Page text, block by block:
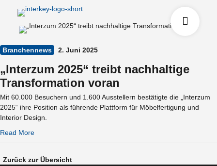
Branchennews 2. Juni 2025
„Interzum 2025“ treibt nachhaltige
Transformation voran
Mit 60.000 Besuchern und 1.600 Ausstellern bestätigte die „Interzum
2025“ ihre Position als führende Plattform für Möbelfertigung und
Interior Design.
Read More
Zurück zur Übersicht